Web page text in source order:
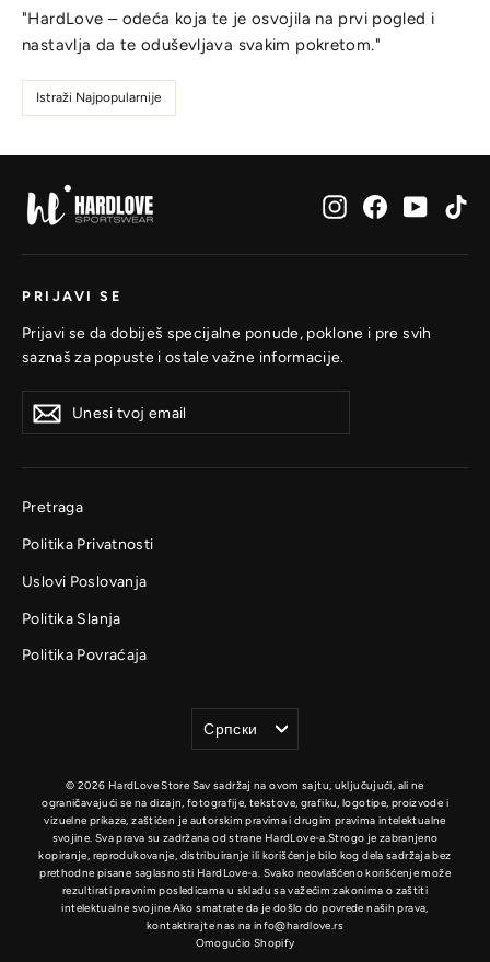
"HardLove – odeća koja te je osvojila na prvi pogled i
nastavlja da te oduševljava svakim pokretom."
Istraži Najpopularnije
InstagramFacebook
PRIJAVI SE
Prijavi se da dobiješ specijalne ponude, poklone i pre svih
saznaš za popuste i ostale važne informacije.
tvoj
se
Prijavi
se
Pretraga
Politika Privatnosti
Uslovi Poslovanja
Politika Slanja
Politika Povraćaja
Jezik
Српски
© 2026 HardLove Store Sav sadržaj na ovom sajtu, uključujući, ali ne
ograničavajući se na dizajn, fotografije, tekstove, grafiku, logotipe, proizvode i
vizuelne prikaze, zaštićen je autorskim pravima i drugim pravima intelektualne
svojine. Sva prava su zadržana od strane HardLove-a.Strogo je zabranjeno
kopiranje, reprodukovanje, distribuiranje ili korišćenje bilo kog dela sadržaja bez
prethodne pisane saglasnosti HardLove-a. Svako neovlašćeno korišćenje može
rezultirati pravnim posledicama u skladu sa važećim zakonima o zaštiti
intelektualne svojine.Ako smatrate da je došlo do povrede naših prava,
kontaktirajte nas na info@hardlove.rs
Omogućio Shopify